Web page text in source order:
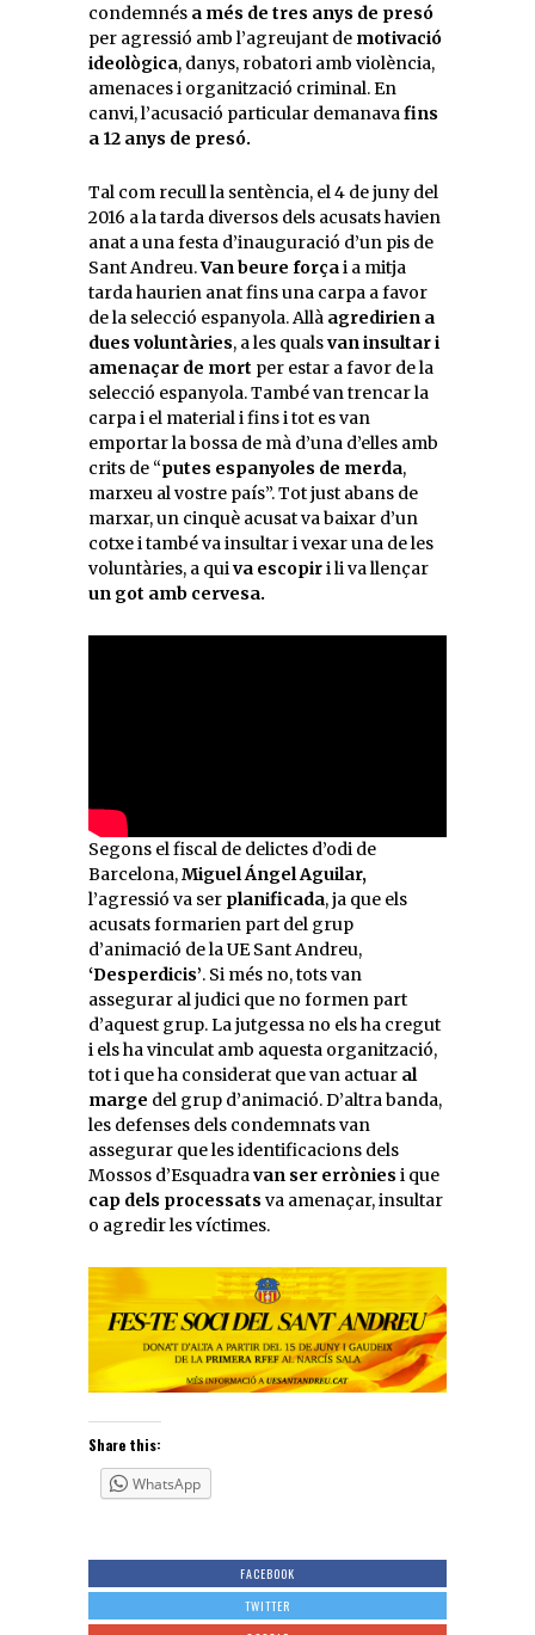
condemnés a més de tres anys de presó
per agressió amb l’agreujant de motivació
ideològica, danys, robatori amb violència,
amenaces i organització criminal. En
canvi, l’acusació particular demanavafins
a 12 anys de presó.
Tal com recull la sentència, el 4 de juny del
2016 a la tarda diversos dels acusats havien
anat a una festa d’inauguració d’un pis de
Sant Andreu.Van beure forçai a mitja
tarda haurien anat fins una carpa a favor
de la selecció espanyola. Allà agredirien a
dues voluntàries, a les qualsvan insultar i
amenaçar de mort per estar a favor de la
selecció espanyola. També van trencar la
carpa i el material i fins i tot es van
emportar la bossa de mà d’una d’elles amb
crits de “putes espanyoles de merda,
marxeu al vostre país”. Tot just abans de
marxar, un cinquè acusat va baixar d’un
cotxe i també va insultar i vexar una de les
voluntàries, a quiva escopiri li va llençar
un got amb cervesa.
Segons el fiscal de delictes d’odi de
Barcelona,Miguel Ángel Aguilar,
l’agressió va ser planificada, ja que els
acusats formarien part del grup
d’animació de la UE Sant Andreu,
‘Desperdicis’. Si més no, tots van
assegurar al judici que no formen part
d’aquest grup. La jutgessa no els ha cregut
i els ha vinculat amb aquesta organització,
tot i que ha considerat que van actuar al
marge del grup d’animació. D’altra banda,
les defenses dels condemnats van
assegurar que les identificacions dels
Mossos d’Esquadra van ser errònies i que
cap dels processats va amenaçar, insultar
o agredir les víctimes.
Share this:
WhatsApp
FACEBOOK
TWITTER